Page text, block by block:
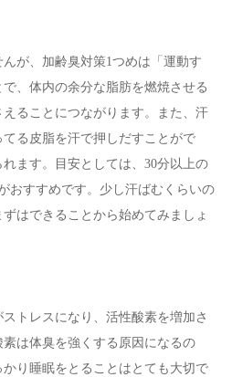
が、加齢臭対策1つめは「運動す
、体内の余分な脂肪を燃焼させる
ることにつながります。また、汗
る皮脂を汗で押しだすことがで
ます。目安としては、30分以上の
おすすめです。少し汗ばむくらいの
はできることから始めてみましょ
トレスになり、活性酸素を増加さ
は体臭を強くする原因になるの
り睡眠をとることはとても大切で